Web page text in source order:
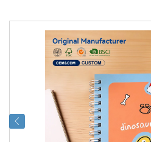
Kontakuto Us